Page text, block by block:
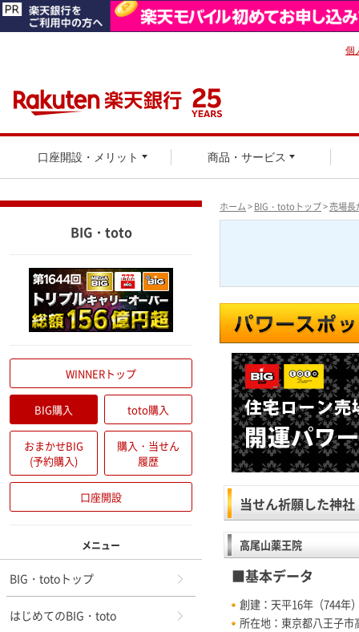
口座開設・メリット 商品・サービス
個
ホーム>BIG・totoトップ>売場長
当せん祈願した神社
高尾山薬王院
■基本データ
創建：天平16年（744年
所在地：東京都八王子市
BIG・toto
WINNERトップ
BIG購入 toto購入
おまかせBIG
(予約購入)
購入・当せん
履歴
口座開設
メニュー
BIG・totoトップ
はじめてのBIG・toto